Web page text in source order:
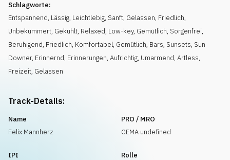
Schlagworte:
Entspannend, Lässig, Leichtlebig, Sanft, Gelassen, Friedlich,
Unbekümmert, Gekühlt, Relaxed, Low-key, Gemütlich, Sorgenfrei,
Beruhigend, Friedlich, Komfortabel, Gemütlich, Bars, Sunsets, Sun
Downer, Erinnernd, Erinnerungen, Aufrichtig, Umarmend, Artless,
Freizeit, Gelassen
Track-Details:
Name
Felix Mannherz
PRO / MRO
GEMA undefined
IPI
Rolle